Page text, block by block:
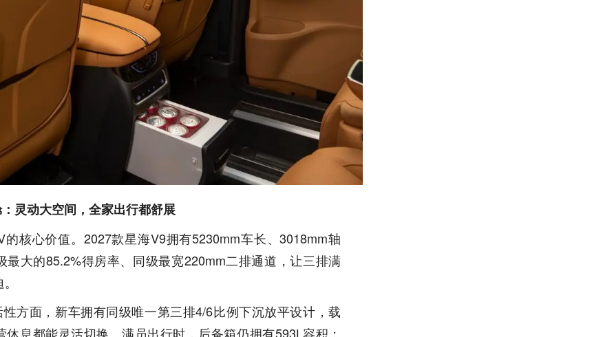
灵动大空间，全家出行都舒展
的核心价值。2027款星海V9拥有5230mm车长、3018mm轴
最大的85.2%得房率、同级最宽220mm二排通道，让三排满
方面，新车拥有同级唯一第三排4/6比例下沉放平设计，载
休息都能灵活切换。满员出行时，后备箱仍拥有593L容积；